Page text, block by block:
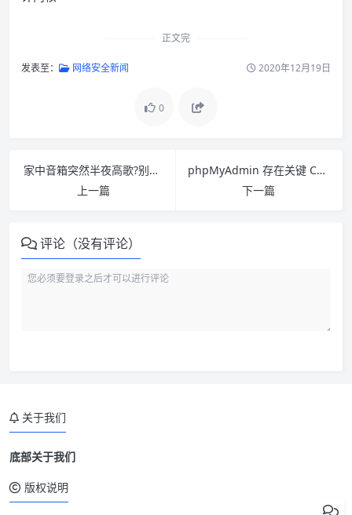
正文完
发表至： 网络安全新闻 2020年12月19日
0
家中音箱突然半夜高歌?别担心，它只是被黑了
上一篇
phpMyAdmin 存在关键 CSRF 安全漏洞，4.7.7 之前版本均受影响
下一篇
评论（没有评论）
关于我们
底部关于我们
版权说明